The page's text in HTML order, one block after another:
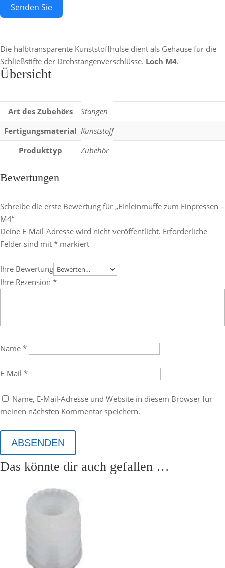
Senden Sie
Die halbtransparente Kunststoffhülse dient als Gehäuse für die
Schließstifte der Drehstangenverschlüsse. Loch M4.
Übersicht
Art des Zubehörs
Stangen
Fertigungsmaterial Kunststoff
Produkttyp
Zubehör
Bewertungen
Schreibe die erste Bewertung für „Einleinmuffe zum Einpressen –
M4“
Deine E-Mail-Adresse wird nicht veröffentlicht. Erforderliche
Felder sind mit * markiert
Ihre Bewertung
Ihre Rezension *
Name *
E-Mail *
Name, E-Mail-Adresse und Website in diesem Browser für
meinen nächsten Kommentar speichern.
ABSENDEN
Das könnte dir auch gefallen …